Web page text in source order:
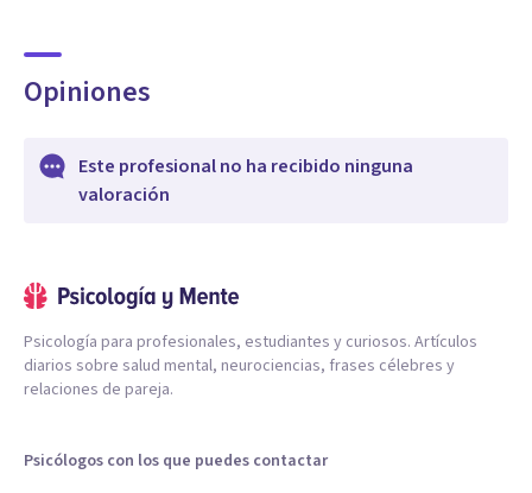
Opiniones
Este profesional no ha recibido ninguna
valoración
Psicología para profesionales, estudiantes y curiosos. Artículos
diarios sobre salud mental, neurociencias, frases célebres y
relaciones de pareja.
Psicólogos con los que puedes contactar